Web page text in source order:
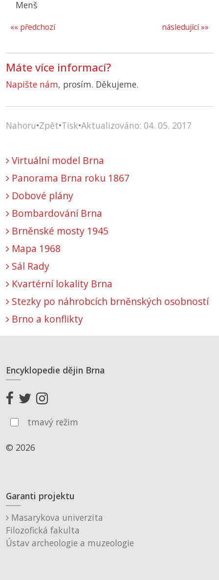
Menš
následující »»
«« předchozí
Máte více informací?
Napište nám, prosím. Děkujeme.
Nahoru•Zpět•Tisk•Aktualizováno: 04. 05. 2017
Virtuální model Brna
Panorama Brna roku 1867
Dobové plány
Bombardování Brna
Brněnské mosty 1945
Mapa 1968
Sál Rady
Kvartérní lokality Brna
Stezky po náhrobcích brněnských osobností
Brno a konflikty
Encyklopedie dějin Brna
tmavý režim
© 2026
Garanti projektu
Masarykova univerzita
Filozofická fakulta
Ústav archeologie a muzeologie